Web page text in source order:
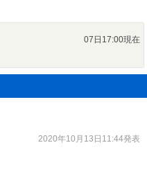
07日17:00現在
2020年10月13日11:44発表